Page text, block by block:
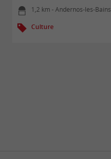
1,2 km - Andernos-les-Bains
Culture